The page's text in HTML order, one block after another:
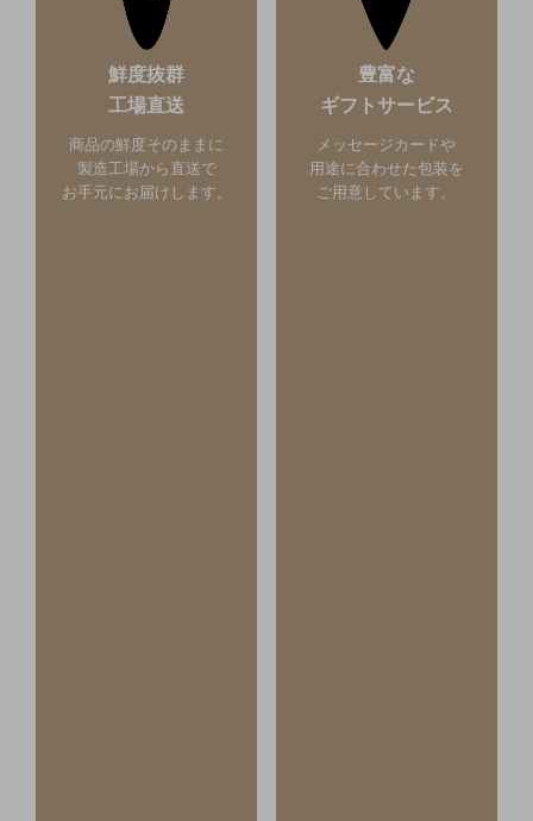
鮮度抜群
工場直送
商品の鮮度そのままに
製造工場から直送で
お手元にお届けします。
豊富な
ギフトサービス
メッセージカードや
用途に合わせた包装を
ご用意しています。